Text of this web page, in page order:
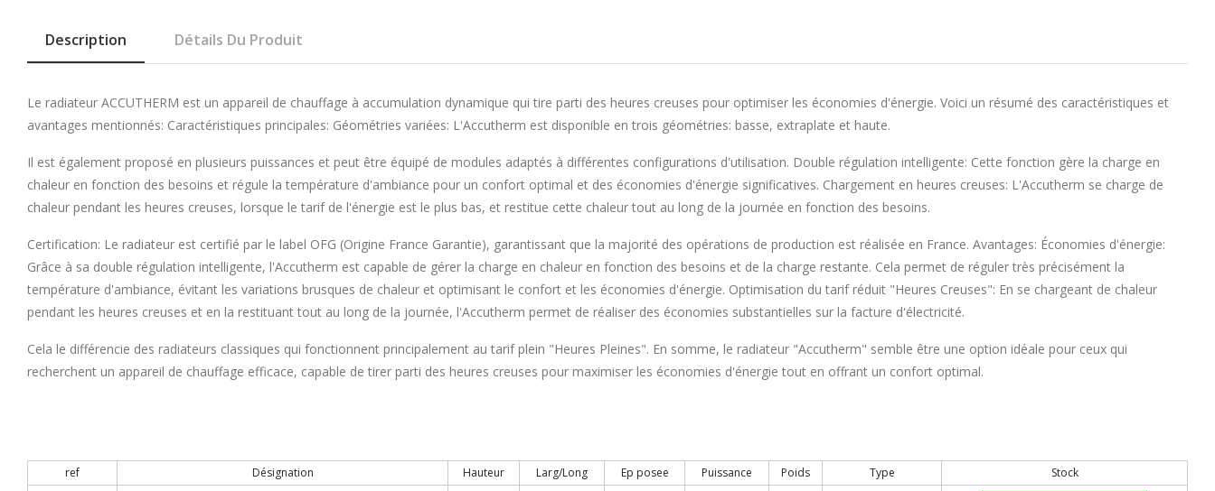
Description Détails Du Produit
Le radiateur ACCUTHERM est un appareil de chauffage à accumulation dynamique qui tire parti des heures creuses pour optimiser les économies d'énergie. Voici un résumé des caractéristiques et
avantages mentionnés: Caractéristiques principales: Géométries variées: L'Accutherm est disponible en trois géométries: basse, extraplate et haute.
Il est également proposé en plusieurs puissances et peut être équipé de modules adaptés à différentes configurations d'utilisation. Double régulation intelligente: Cette fonction gère la charge en
chaleur en fonction des besoins et régule la température d'ambiance pour un confort optimal et des économies d'énergie significatives. Chargement en heures creuses: L'Accutherm se charge de
chaleur pendant les heures creuses, lorsque le tarif de l'énergie est le plus bas, et restitue cette chaleur tout au long de la journée en fonction des besoins.
Certification: Le radiateur est certifié par le label OFG (Origine France Garantie), garantissant que la majorité des opérations de production est réalisée en France. Avantages: Économies d'énergie:
Grâce à sa double régulation intelligente, l'Accutherm est capable de gérer la charge en chaleur en fonction des besoins et de la charge restante. Cela permet de réguler très précisément la
température d'ambiance, évitant les variations brusques de chaleur et optimisant le confort et les économies d'énergie. Optimisation du tarif réduit "Heures Creuses": En se chargeant de chaleur
pendant les heures creuses et en la restituant tout au long de la journée, l'Accutherm permet de réaliser des économies substantielles sur la facture d'électricité.
Cela le différencie des radiateurs classiques qui fonctionnent principalement au tarif plein "Heures Pleines". En somme, le radiateur "Accutherm" semble être une option idéale pour ceux qui
recherchent un appareil de chauffage efficace, capable de tirer parti des heures creuses pour maximiser les économies d'énergie tout en offrant un confort optimal.
ref Désignation Hauteur Larg/Long Ep posee Puissance Poids Type Stock